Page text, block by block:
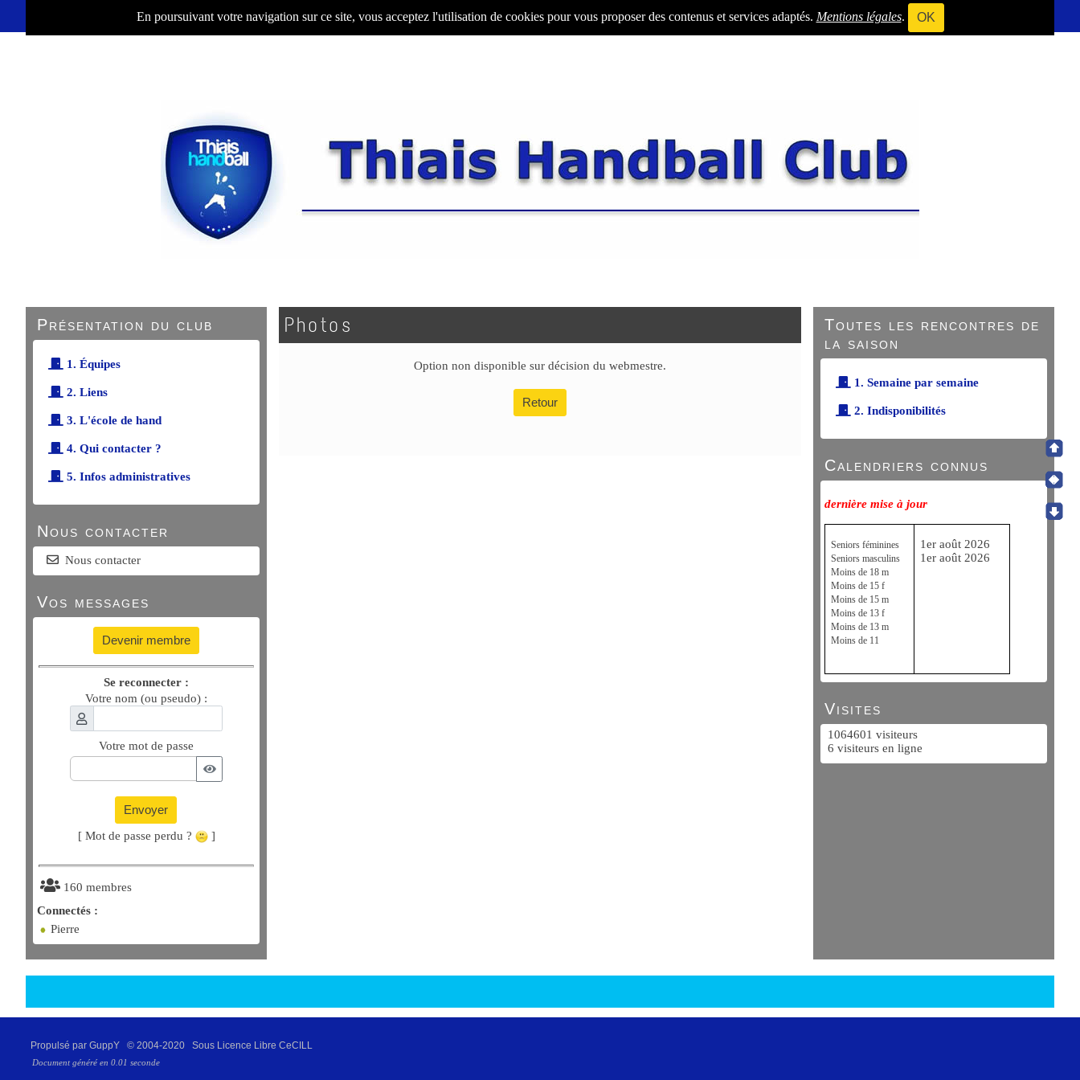
En poursuivant votre navigation sur ce site, vous acceptez l'utilisation de cookies pour vous proposer des contenus et services adaptés. Mentions légales. OK
Présentation du club
1. Équipes
2. Liens
3. L'école de hand
4. Qui contacter ?
5. Infos administratives
Nous contacter
Nous contacter
Vos messages
Devenir membre
Se reconnecter :
Votre nom (ou pseudo) :
Votre mot de passe
Envoyer
[ Mot de passe perdu ? ]
160 membres
Connectés :
Pierre
Photos
Option non disponible sur décision du webmestre.
Retour
Toutes les rencontres de
la saison
1. Semaine par semaine
2. Indisponibilités
Calendriers connus
dernière mise à jour
Seniors féminines
Seniors masculins
Moins de 18 m
Moins de 15 f
Moins de 15 m
Moins de 13 f
Moins de 13 m
Moins de 11
1er août 2026
1er août 2026
Visites
1064601 visiteurs
6 visiteurs en ligne
Propulsé par GuppY © 2004-2020 Sous Licence Libre CeCILL
Document généré en 0.01 seconde